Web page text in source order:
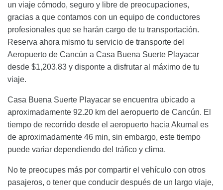
un viaje cómodo, seguro y libre de preocupaciones,
gracias a que contamos con un equipo de conductores
profesionales que se harán cargo de tu transportación.
Reserva ahora mismo tu servicio de transporte del
Aeropuerto de Cancún a Casa Buena Suerte Playacar
desde $1,203.83 y disponte a disfrutar al máximo de tu
viaje.
Casa Buena Suerte Playacar se encuentra ubicado a
aproximadamente 92.20 km del aeropuerto de Cancún. El
tiempo de recorrido desde el aeropuerto hacia Akumal es
de aproximadamente 46 min, sin embargo, este tiempo
puede variar dependiendo del tráfico y clima.
No te preocupes más por compartir el vehículo con otros
pasajeros, o tener que conducir después de un largo viaje,